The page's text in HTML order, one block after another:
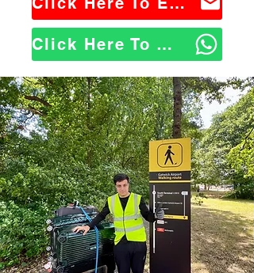
Click Here To WhatsApp Us